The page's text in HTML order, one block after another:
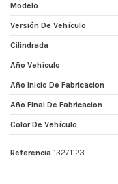
Modelo
Versión De Vehículo
Cilindrada
Año Vehículo
Año Inicio De Fabricacion
Año Final De Fabricacion
Color De Vehículo
Referencia 13271123